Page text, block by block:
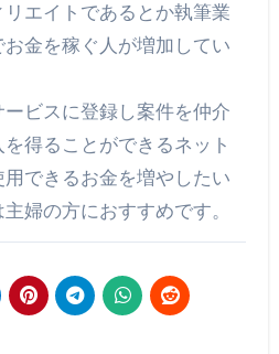
エイトであるとか執筆業
金を稼ぐ人が増加してい
ビスに登録し案件を仲介
得ることができるネット
できるお金を増やしたい
婦の方におすすめです。